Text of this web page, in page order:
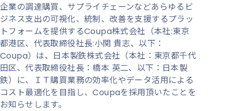
企業の調達購買、サプライチェーンなどあらゆるビ
ジネス支出の可視化、統制、改善を支援するプラッ
トフォームを提供するCoupa株式会社（本社:東京
都港区、代表取締役社長:小関 貴志、以下：
Coupa）は、日本製鉄株式会社（本社：東京都千代
田区、代表取締役社長：橋本 英二、以下：日本製
鉄）に、ＩＴ購買業務の効率化やデータ活用による
コスト最適化を目指し、Coupaを採用頂いたことを
お知らせします。